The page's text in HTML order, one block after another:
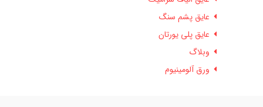
عایق پشم سنگ
عایق پلی یورتان
وبلاگ
ورق آلومینیوم